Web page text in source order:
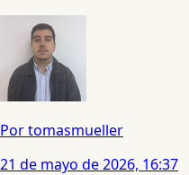
Por tomasmueller
21 de mayo de 2026, 16:37